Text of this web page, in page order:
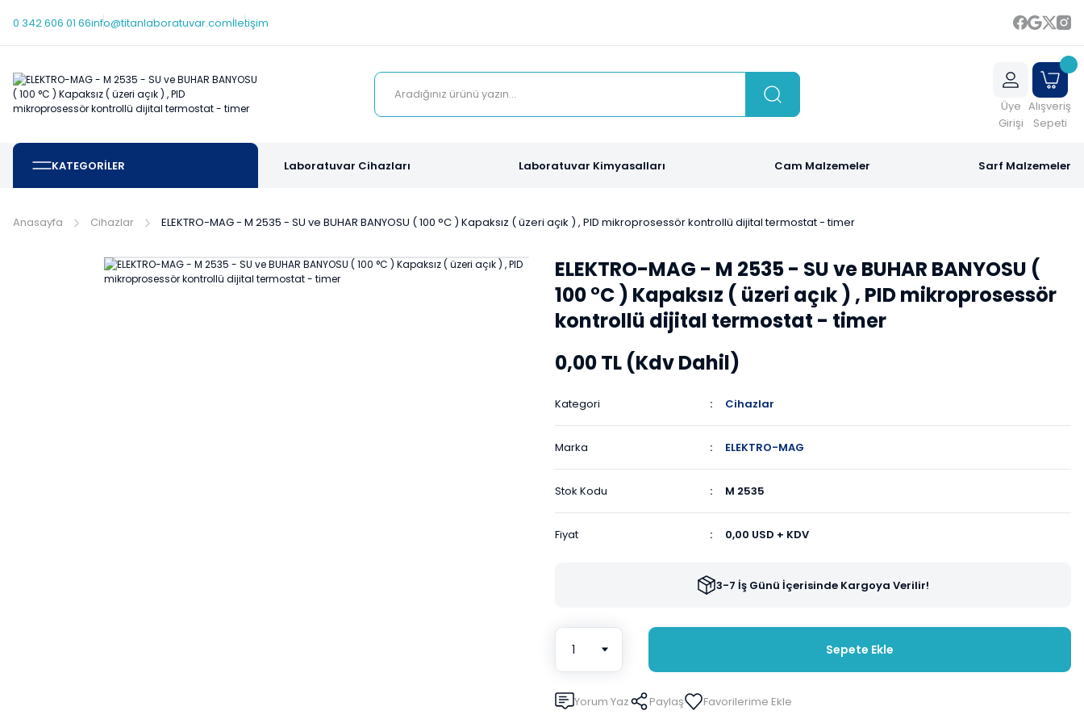
0 342 606 01 66info@titanlaboratuvar.comİletişim
Üye
Girişi
Alışveriş
Sepeti
KATEGORİLER Laboratuvar Cihazları Laboratuvar Kimyasalları Cam Malzemeler Sarf Malzemeler
Anasayfa Cihazlar ELEKTRO-MAG - M 2535 - SU ve BUHAR BANYOSU ( 100 °C ) Kapaksız ( üzeri açık ) , PID mikroprosessör kontrollü dijital termostat - timer
ELEKTRO-MAG - M 2535 - SU ve BUHAR BANYOSU (
100 °C ) Kapaksız ( üzeri açık ) , PID mikroprosessör
kontrollü dijital termostat - timer
0,00 TL (Kdv Dahil)
Kategori Cihazlar
Marka ELEKTRO-MAG
Stok Kodu M 2535
Fiyat 0,00 USD + KDV
3-7 İş Günü İçerisinde Kargoya Verilir!
Sepete Ekle
Yorum Yaz Paylaş